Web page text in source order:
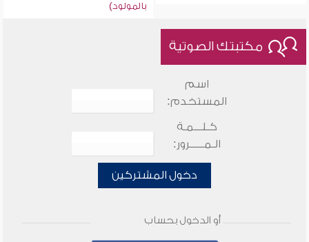
بالمولود)
مكتبتك الصوتية
اسم
المستخدم:
كـلـــمـة
الـمـــــرور:
دخول المشتركين
أو الدخول بحساب